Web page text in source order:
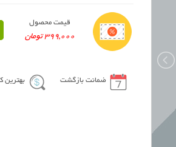
قیمت محصول
399,000 تومان
ضمانت بازگشت بهترین